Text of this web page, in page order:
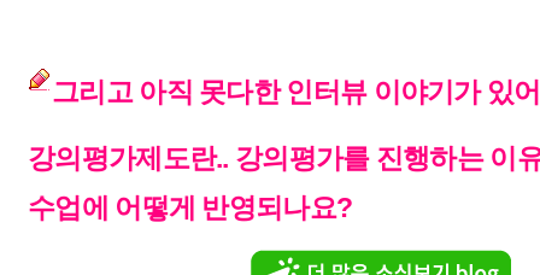
그리고 아직 못다한 인터뷰 이야기가 있
강의평가제도란.. 강의평가를 진행하는 이
수업에 어떻게 반영되나요?